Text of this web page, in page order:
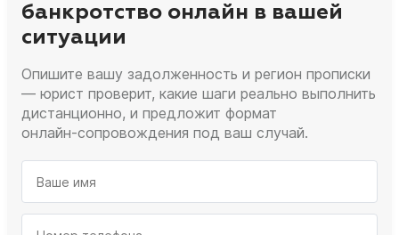
банкротство онлайн в вашей
ситуации
Опишите вашу задолженность и регион прописки
— юрист проверит, какие шаги реально выполнить
дистанционно, и предложит формат
онлайн‑сопровождения под ваш случай.